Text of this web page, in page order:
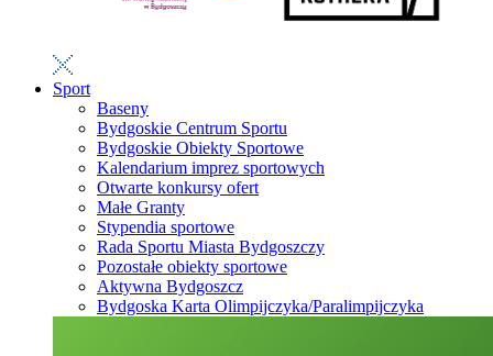
Sport
Baseny
Bydgoskie Centrum Sportu
Bydgoskie Obiekty Sportowe
Kalendarium imprez sportowych
Otwarte konkursy ofert
Małe Granty
Stypendia sportowe
Rada Sportu Miasta Bydgoszczy
Pozostałe obiekty sportowe
Aktywna Bydgoszcz
Bydgoska Karta Olimpijczyka/Paralimpijczyka